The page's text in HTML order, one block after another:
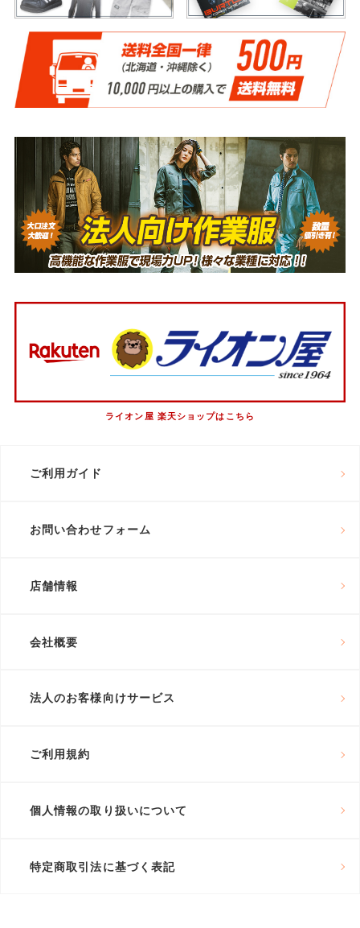
ライオン屋 楽天ショップはこちら
ご利用ガイド
お問い合わせフォーム
店舗情報
会社概要
法人のお客様向けサービス
ご利用規約
個人情報の取り扱いについて
特定商取引法に基づく表記